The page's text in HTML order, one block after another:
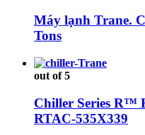
Máy lạnh Trane.
Tons
out of 5
Chiller Series R™
RTAC-535X339